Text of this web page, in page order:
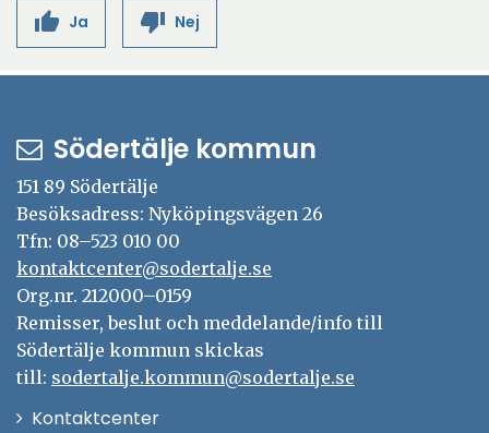
thumb_up Ja thumb_down Nej
Södertälje kommun
151 89 Södertälje
Besöksadress: Nyköpingsvägen 26
Tfn: 08–523 010 00
kontaktcenter@sodertalje.se
Org.nr. 212000–0159
Remisser, beslut och meddelande/info till
Södertälje kommun skickas
till: sodertalje.kommun@sodertalje.se
KontaktcenterÖppna